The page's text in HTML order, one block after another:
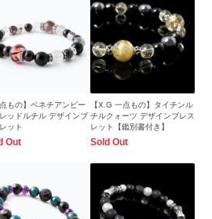
点もの】ベネチアンビー
ッドルチル デザインブ
ット
Out
【X.G 一点もの】タイチンル
チルクォーツ デザインブレス
レット【鑑別書付き】
Sold Out